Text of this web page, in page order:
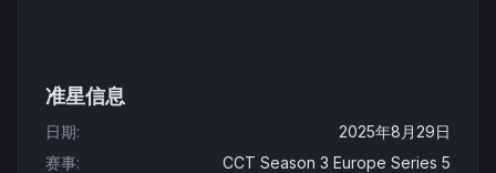
准星信息
日期:
2025年8月29日
赛事:
CCT Season 3 Europe Series 5